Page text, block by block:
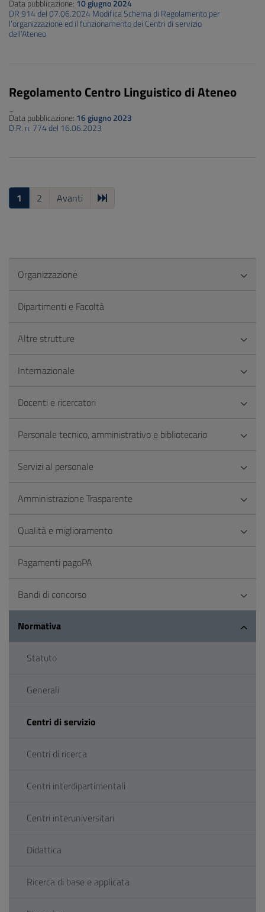
Data pubblicazione: 10 giugno 2024
DR 914 del 07.06.2024 Modifica Schema di Regolamento per
l’organizzazione ed il funzionamento dei Centri di servizio
dell’Ateneo
Regolamento Centro Linguistico di Ateneo
Data pubblicazione: 16 giugno 2023
D.R. n. 774 del 16.06.2023
1 2 Avanti
Organizzazione
Dipartimenti e Facoltà
Altre strutture
Internazionale
Docenti e ricercatori
Personale tecnico, amministrativo e bibliotecario
Servizi al personale
Amministrazione Trasparente
Qualità e miglioramento
Pagamenti pagoPA
Bandi di concorso
Normativa
Statuto
Generali
Centri di servizio
Centri di ricerca
Centri interdipartimentali
Centri interuniversitari
Didattica
Ricerca di base e applicata